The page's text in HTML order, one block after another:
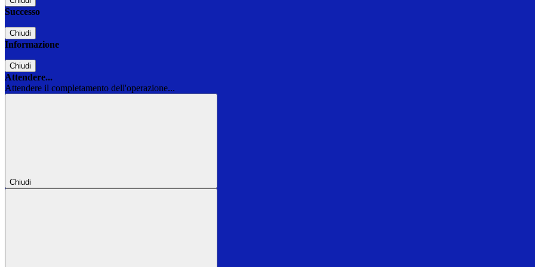
Successo
Chiudi
Informazione
Chiudi
Attendere...
Attendere il completamento dell'operazione...
Chiudi